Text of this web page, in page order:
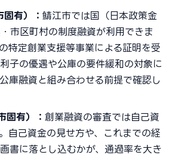
固有）： 鯖江市では国（日本政策金
市区町村の制度融資が利用できま
特定創業支援等事業による証明を受
子の優遇や公庫の要件緩和の対象に
庫融資と組み合わせる前提で確認し
固有）： 創業融資の審査では自己資
自己資金の見せ方や、これまでの経
書に落とし込むかが、通過率を大き